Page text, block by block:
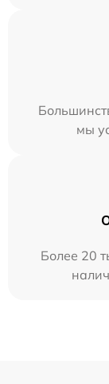
мы
Более 20